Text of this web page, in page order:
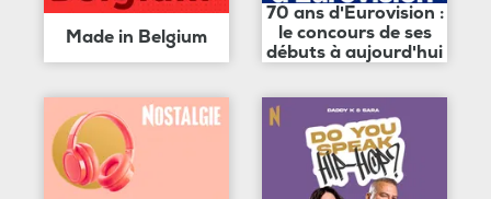
Made in Belgium
70 ans d'Eurovision :
le concours de ses
débuts à aujourd'hui